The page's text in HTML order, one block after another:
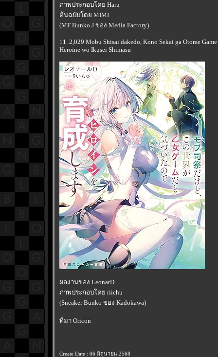
ภาพประกอบโดย Haru
ต้นฉบับโดย MIMI
(MF Bunko J ของ Media Factory)
11. 2,029 Mobu Shisai dakedo, Kono Sekai ga Otome
Heroine wo Ikusei Shimasu
ผลงานของ LeonarD
ภาพประกอบโดย riichu
(Sneaker Bunko ของ Kadokawa)
ที่มา Oricon
Create Date : 06 มิถุนายน 2568